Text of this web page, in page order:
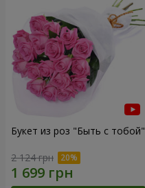
Букет из роз "Быть с тобой"
2 124 грн